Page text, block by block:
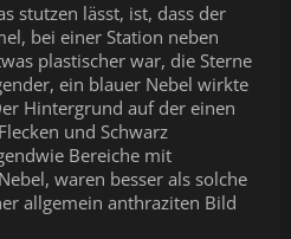
stutzen lässt, ist, dass der
bei einer Station neben
plastischer war, die Sterne
ein blauer Nebel wirkte
Hintergrund auf der einen
und Schwarz
Bereiche mit
waren besser als solche
allgemein anthraziten Bild